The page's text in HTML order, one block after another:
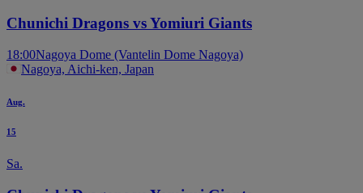
Chunichi Dragons vs Yomiuri Giants
18:00Nagoya Dome (Vantelin Dome Nagoya)
Nagoya, Aichi-ken, Japan
Aug.
15
Sa.